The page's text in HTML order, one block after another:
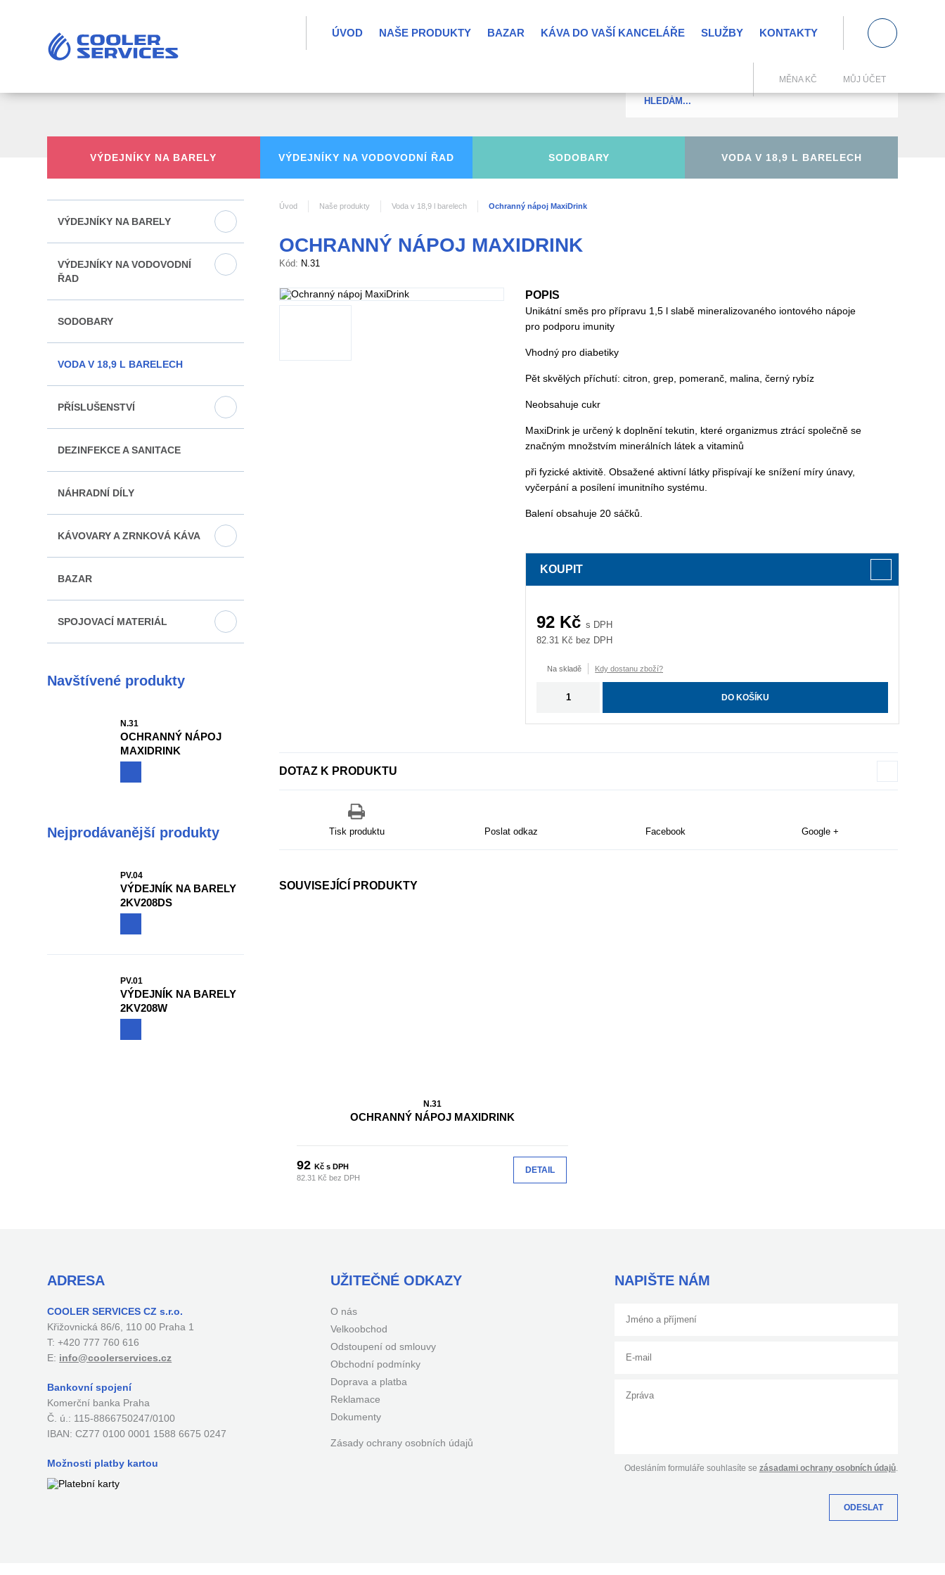
ÚVOD NAŠE PRODUKTY BAZAR KÁVA DO VAŠÍ KANCELÁŘE SLUŽBY KONTAKTY
MĚNA KČ MŮJ ÚČET
VÝDEJNÍKY NA BARELY VÝDEJNÍKY NAVODOVODNÍ ŘAD SODOBARY VODA V 18,9 L BARELECH
VÝDEJNÍKY NA BARELY
VÝDEJNÍKY NA VODOVODNÍ
ŘAD
SODOBARY
VODA V 18,9 L BARELECH
PŘÍSLUŠENSTVÍ
DEZINFEKCE A SANITACE
NÁHRADNÍ DÍLY
KÁVOVARY A ZRNKOVÁ KÁVA
BAZAR
SPOJOVACÍ MATERIÁL
Navštívené produkty
N.31
OCHRANNÝ NÁPOJ
MAXIDRINK
Nejprodávanější produkty
PV.04
VÝDEJNÍK NA BARELY
2KV208DS
PV.01
VÝDEJNÍK NA BARELY
2KV208W
Úvod Naše produkty Voda v 18,9 l barelech Ochranný nápoj MaxiDrink
OCHRANNÝ NÁPOJ MAXIDRINK
Kód: N.31
POPIS
Unikátní směs pro přípravu 1,5 l slabě mineralizovaného iontového nápoje
pro podporu imunity
Vhodný pro diabetiky
Pět skvělých příchutí: citron, grep, pomeranč, malina, černý rybíz
Neobsahuje cukr
MaxiDrink je určený k doplnění tekutin, které organizmus ztrácí společně se
značným množstvím minerálních látek a vitaminů
při fyzické aktivitě. Obsažené aktivní látky přispívají ke snížení míry únavy,
vyčerpání a posílení imunitního systému.
Balení obsahuje 20 sáčků.
KOUPIT
92 Kčs DPH
82.31 Kč bez DPH
Na skladě Kdy dostanu zboží?
DO KOŠÍKU
DOTAZ K PRODUKTU
Tisk produktu Poslat odkaz Facebook Google +
SOUVISEJÍCÍ PRODUKTY
N.31
OCHRANNÝ NÁPOJ MAXIDRINK
92Kč s DPH
82.31 Kč bez DPH
DETAIL
ADRESA
COOLER SERVICES CZ s.r.o.
Křižovnická 86/6, 110 00 Praha 1
T: +420 777 760 616
E: info@coolerservices.cz
Bankovní spojení
Komerční banka Praha
Č. ú.: 115-8866750247/0100
IBAN: CZ77 0100 0001 1588 6675 0247
Možnosti platby kartou
UŽITEČNÉ ODKAZY
O nás
Velkoobchod
Odstoupení od smlouvy
Obchodní podmínky
Doprava a platba
Reklamace
Dokumenty
Zásady ochrany osobních údajů
NAPIŠTE NÁM
Odesláním formuláře souhlasíte se zásadami ochrany osobních údajů.
ODESLAT